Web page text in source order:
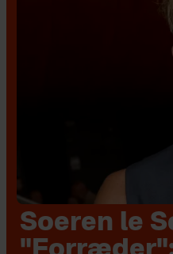
Soeren le